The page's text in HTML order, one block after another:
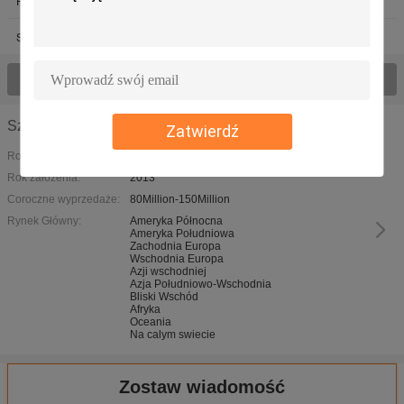
Zatwierdź
Stół ze szkła hartowanego
Zobacz wszystkie produkty
Szczegóły firmy
Rodzaj działalności:
Rok założenia:
2013
Coroczne wyprzedaże:
80Million-150Million
Rynek Główny:
Ameryka Północna
Ameryka Południowa
Zachodnia Europa
Wschodnia Europa
Azji wschodniej
Azja Południowo-Wschodnia
Bliski Wschód
Afryka
Oceania
Na calym swiecie
Zostaw wiadomość